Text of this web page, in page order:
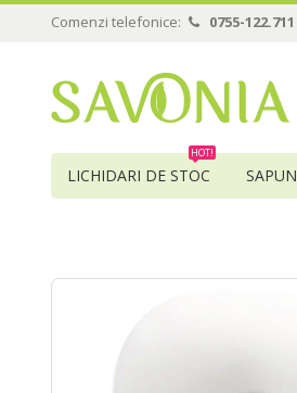
Comenzi telefonice: 0755-122.711
LICHIDARI DE STOC
HOT!
SAPUN